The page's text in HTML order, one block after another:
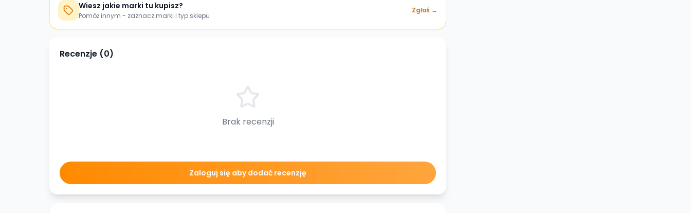
Wiesz jakie marki tu kupisz?
Pomóż innym - zaznacz marki i typ sklepu
Zgłoś →
Recenzje (0)
Brak recenzji
Zaloguj się aby dodać recenzję